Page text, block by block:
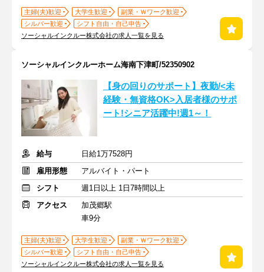
主婦(夫)歓迎 大学生歓迎
副業・Ｗワーク歓迎
シルバー歓迎
シフト自由・自己申告
ソーシャルインクルー株式会社の求人一覧を見る
ソーシャルインクルーホーム海南下津町/52350902
【身の回りのサポート】夜勤/<未
経験・無資格OK>入居者様のサポ
ート!シニア活躍中!週1～！
給与
日給1万7528円
雇用形態
アルバイト・パート
シフト
週1日以上 1日7時間以上
アクセス
加茂郷駅
車9分
主婦(夫)歓迎 大学生歓迎
副業・Ｗワーク歓迎
シルバー歓迎
シフト自由・自己申告
ソーシャルインクルー株式会社の求人一覧を見る